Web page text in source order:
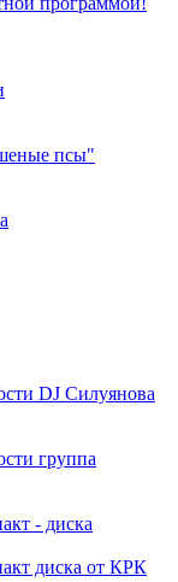
псы"
DJ Силуянова
группа
- диска
диска от КРК